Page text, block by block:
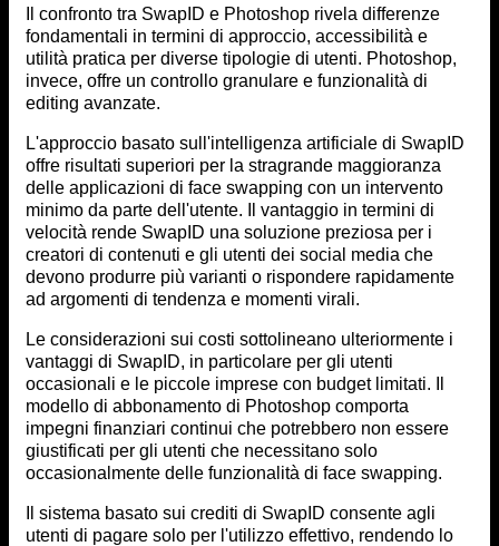
Il confronto tra SwapID e Photoshop rivela differenze
fondamentali in termini di approccio, accessibilità e
utilità pratica per diverse tipologie di utenti. Photoshop,
invece, offre un controllo granulare e funzionalità di
editing avanzate.
L'approccio basato sull'intelligenza artificiale di SwapID
offre risultati superiori per la stragrande maggioranza
delle applicazioni di face swapping con un intervento
minimo da parte dell'utente. Il vantaggio in termini di
velocità rende SwapID una soluzione preziosa per i
creatori di contenuti e gli utenti dei social media che
devono produrre più varianti o rispondere rapidamente
ad argomenti di tendenza e momenti virali.
Le considerazioni sui costi sottolineano ulteriormente i
vantaggi di SwapID, in particolare per gli utenti
occasionali e le piccole imprese con budget limitati. Il
modello di abbonamento di Photoshop comporta
impegni finanziari continui che potrebbero non essere
giustificati per gli utenti che necessitano solo
occasionalmente delle funzionalità di face swapping.
Il sistema basato sui crediti di SwapID consente agli
utenti di pagare solo per l'utilizzo effettivo, rendendo lo